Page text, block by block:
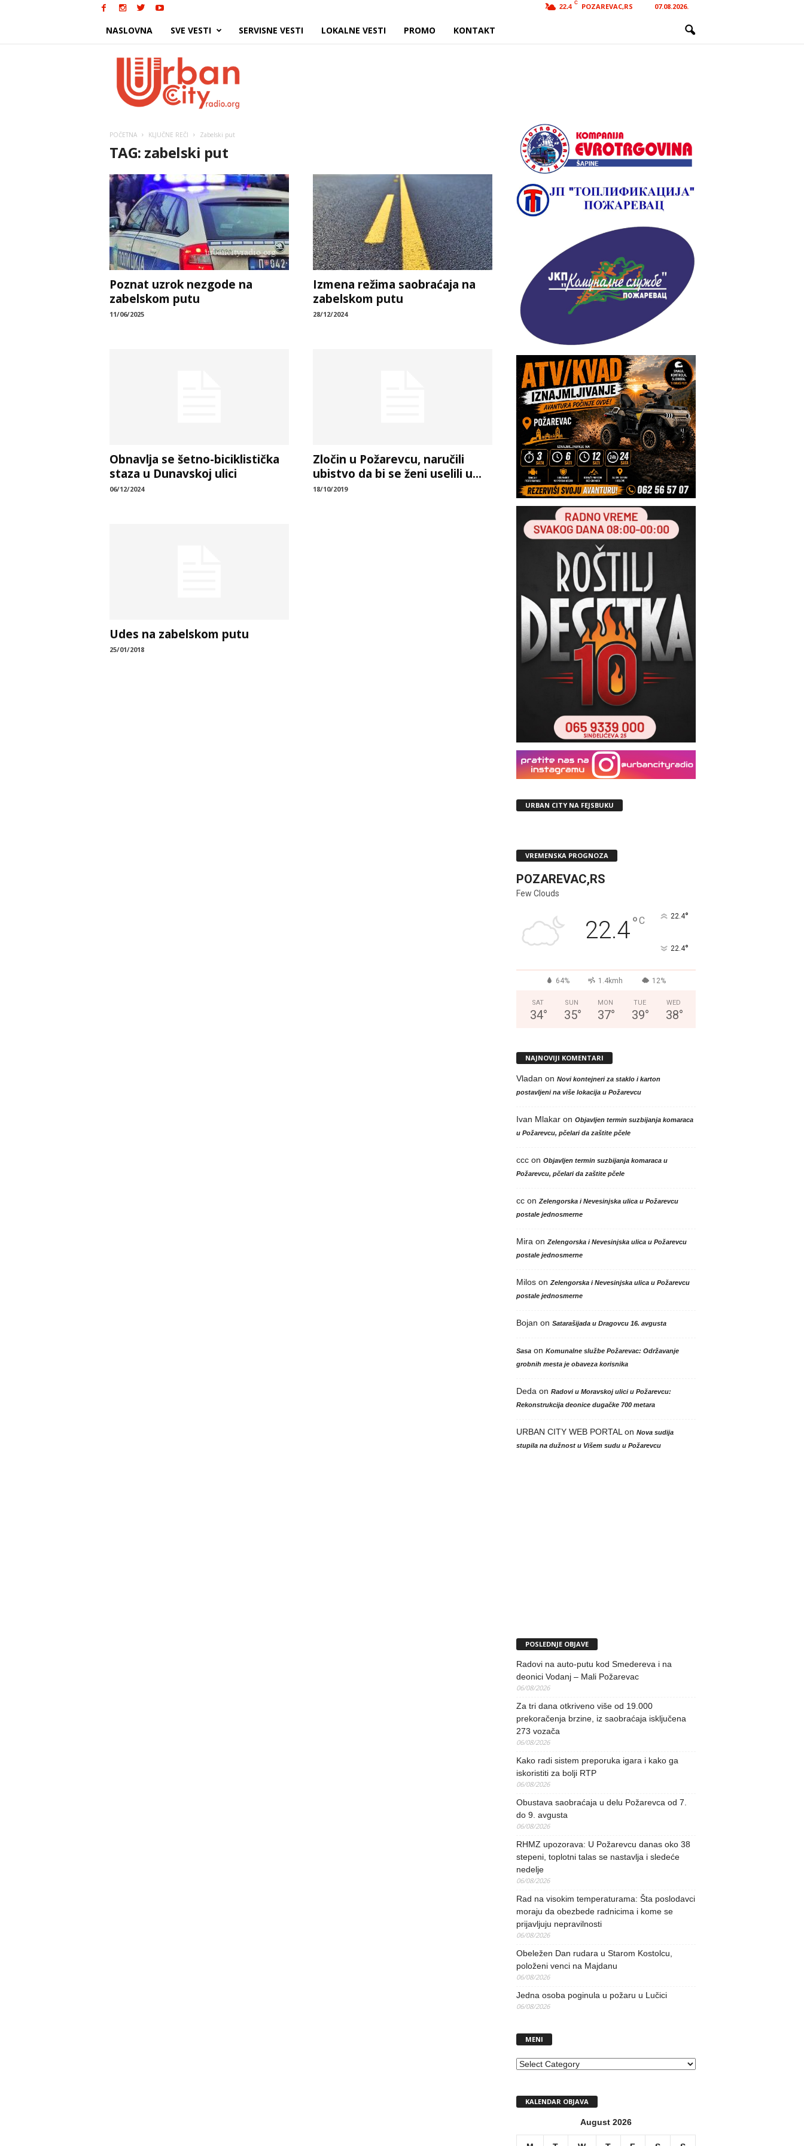
22.4
C POZAREVAC,RS 07.08.2026.
NASLOVNA SVE VESTI SERVISNE VESTI LOKALNE VESTI PROMO KONTAKT
POČETNA KLJUČNE REČI Zabelski put
TAG: zabelski put
Poznat uzrok nezgode na
zabelskom putu
11/06/2025
Izmena režima saobraćaja na
zabelskom putu
28/12/2024
Obnavlja se šetno-biciklistička
staza u Dunavskoj ulici
06/12/2024
Zločin u Požarevcu, naručili
ubistvo da bi se ženi uselili u...
18/10/2019
Udes na zabelskom putu
25/01/2018
URBAN CITY NA FEJSBUKU
VREMENSKA PROGNOZA
POZAREVAC,RS
Few Clouds
22.4°C 22.4°
22.4°
64% 1.4kmh 12%
SAT
34°
SUN
35°
MON
37°
TUE
39°
WED
38°
NAJNOVIJI KOMENTARI
Vladan on Novi kontejneri za staklo i karton
postavljeni na više lokacija u Požarevcu
Ivan Mlakaron Objavljen termin suzbijanja komaraca
u Požarevcu, pčelari da zaštite pčele
cccon Objavljen termin suzbijanja komaraca u
Požarevcu, pčelari da zaštite pčele
ccon Zelengorska i Nevesinjska ulica u Požarevcu
postale jednosmerne
Mira on Zelengorska i Nevesinjska ulica u Požarevcu
postale jednosmerne
Miloson Zelengorska i Nevesinjska ulica u Požarevcu
postale jednosmerne
Bojan on Satarašijada u Dragovcu 16. avgusta
Sasaon Komunalne službe Požarevac: Održavanje
grobnih mesta je obaveza korisnika
Deda on Radovi u Moravskoj ulici u Požarevcu:
Rekonstrukcija deonice dugačke 700 metara
URBAN CITY WEB PORTAL on Nova sudija
stupila na dužnost u Višem sudu u Požarevcu
POSLEDNJE OBJAVE
Radovi na auto-putu kod Smedereva i na
deonici Vodanj – Mali Požarevac
06/08/2026
Za tri dana otkriveno više od 19.000
prekoračenja brzine, iz saobraćaja isključena
273 vozača
06/08/2026
Kako radi sistem preporuka igara i kako ga
iskoristiti za bolji RTP
06/08/2026
Obustava saobraćaja u delu Požarevca od 7.
do 9. avgusta
06/08/2026
RHMZ upozorava: U Požarevcu danas oko 38
stepeni, toplotni talas se nastavlja i sledeće
nedelje
06/08/2026
Rad na visokim temperaturama: Šta poslodavci
moraju da obezbede radnicima i kome se
prijavljuju nepravilnosti
06/08/2026
Obeležen Dan rudara u Starom Kostolcu,
položeni venci na Majdanu
06/08/2026
Jedna osoba poginula u požaru u Lučici
06/08/2026
MENI
MENI
KALENDAR OBJAVA
August 2026